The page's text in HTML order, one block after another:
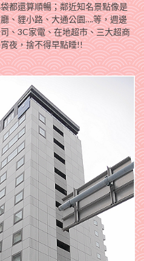
都還算順暢；鄰近知名景點像是
、貍小路、大通公園….等，週邊
、3C家電、在地超市、三大超商
夜，捨不得早點睡!!